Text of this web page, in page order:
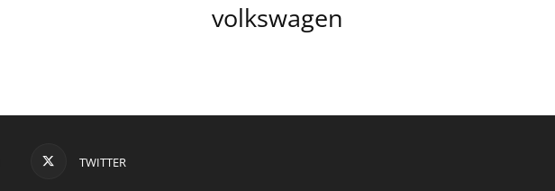
volkswagen
TWITTER